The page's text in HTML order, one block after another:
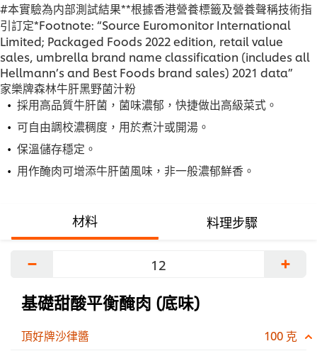
#本實驗為内部測試結果**根據香港營養標籤及營養聲稱技術指
引訂定*Footnote: “Source Euromonitor International
Limited; Packaged Foods 2022 edition, retail value
sales, umbrella brand name classification (includes all
Hellmann’s and Best Foods brand sales) 2021 data”
家樂牌森林牛肝黑野菌汁粉
採用高品質牛肝菌，菌味濃郁，快捷做出高級菜式。
可自由調校濃稠度，用於煮汁或開湯。
保溫儲存穩定。
用作醃肉可增添牛肝菌風味，非一般濃郁鮮香。
材料 料理步驟
− +
基礎甜酸平衡醃肉 (底味)
頂好牌沙律醬 100 克